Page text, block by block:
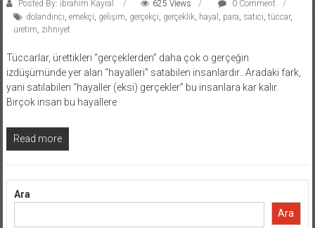
Posted By: ibrahim Kayral 625 Views
0 Comment
dolandırıcı, emekçi, gelişim, gerçekçi, gerçeklik, hayal , para, satıcı, tüccar,
üretim, zihniyet
Tüccarlar, ürettikleri “gerçeklerden” daha çok o gerçeğin
izdüşümünde yer alan “hayalleri” satabilen insanlardır.. Aradaki fark,
yani satılabilen “hayaller (eksi) gerçekler” bu insanlara kar kalır.
Birçok insan bu hayallere
Read more
Ara
Ara